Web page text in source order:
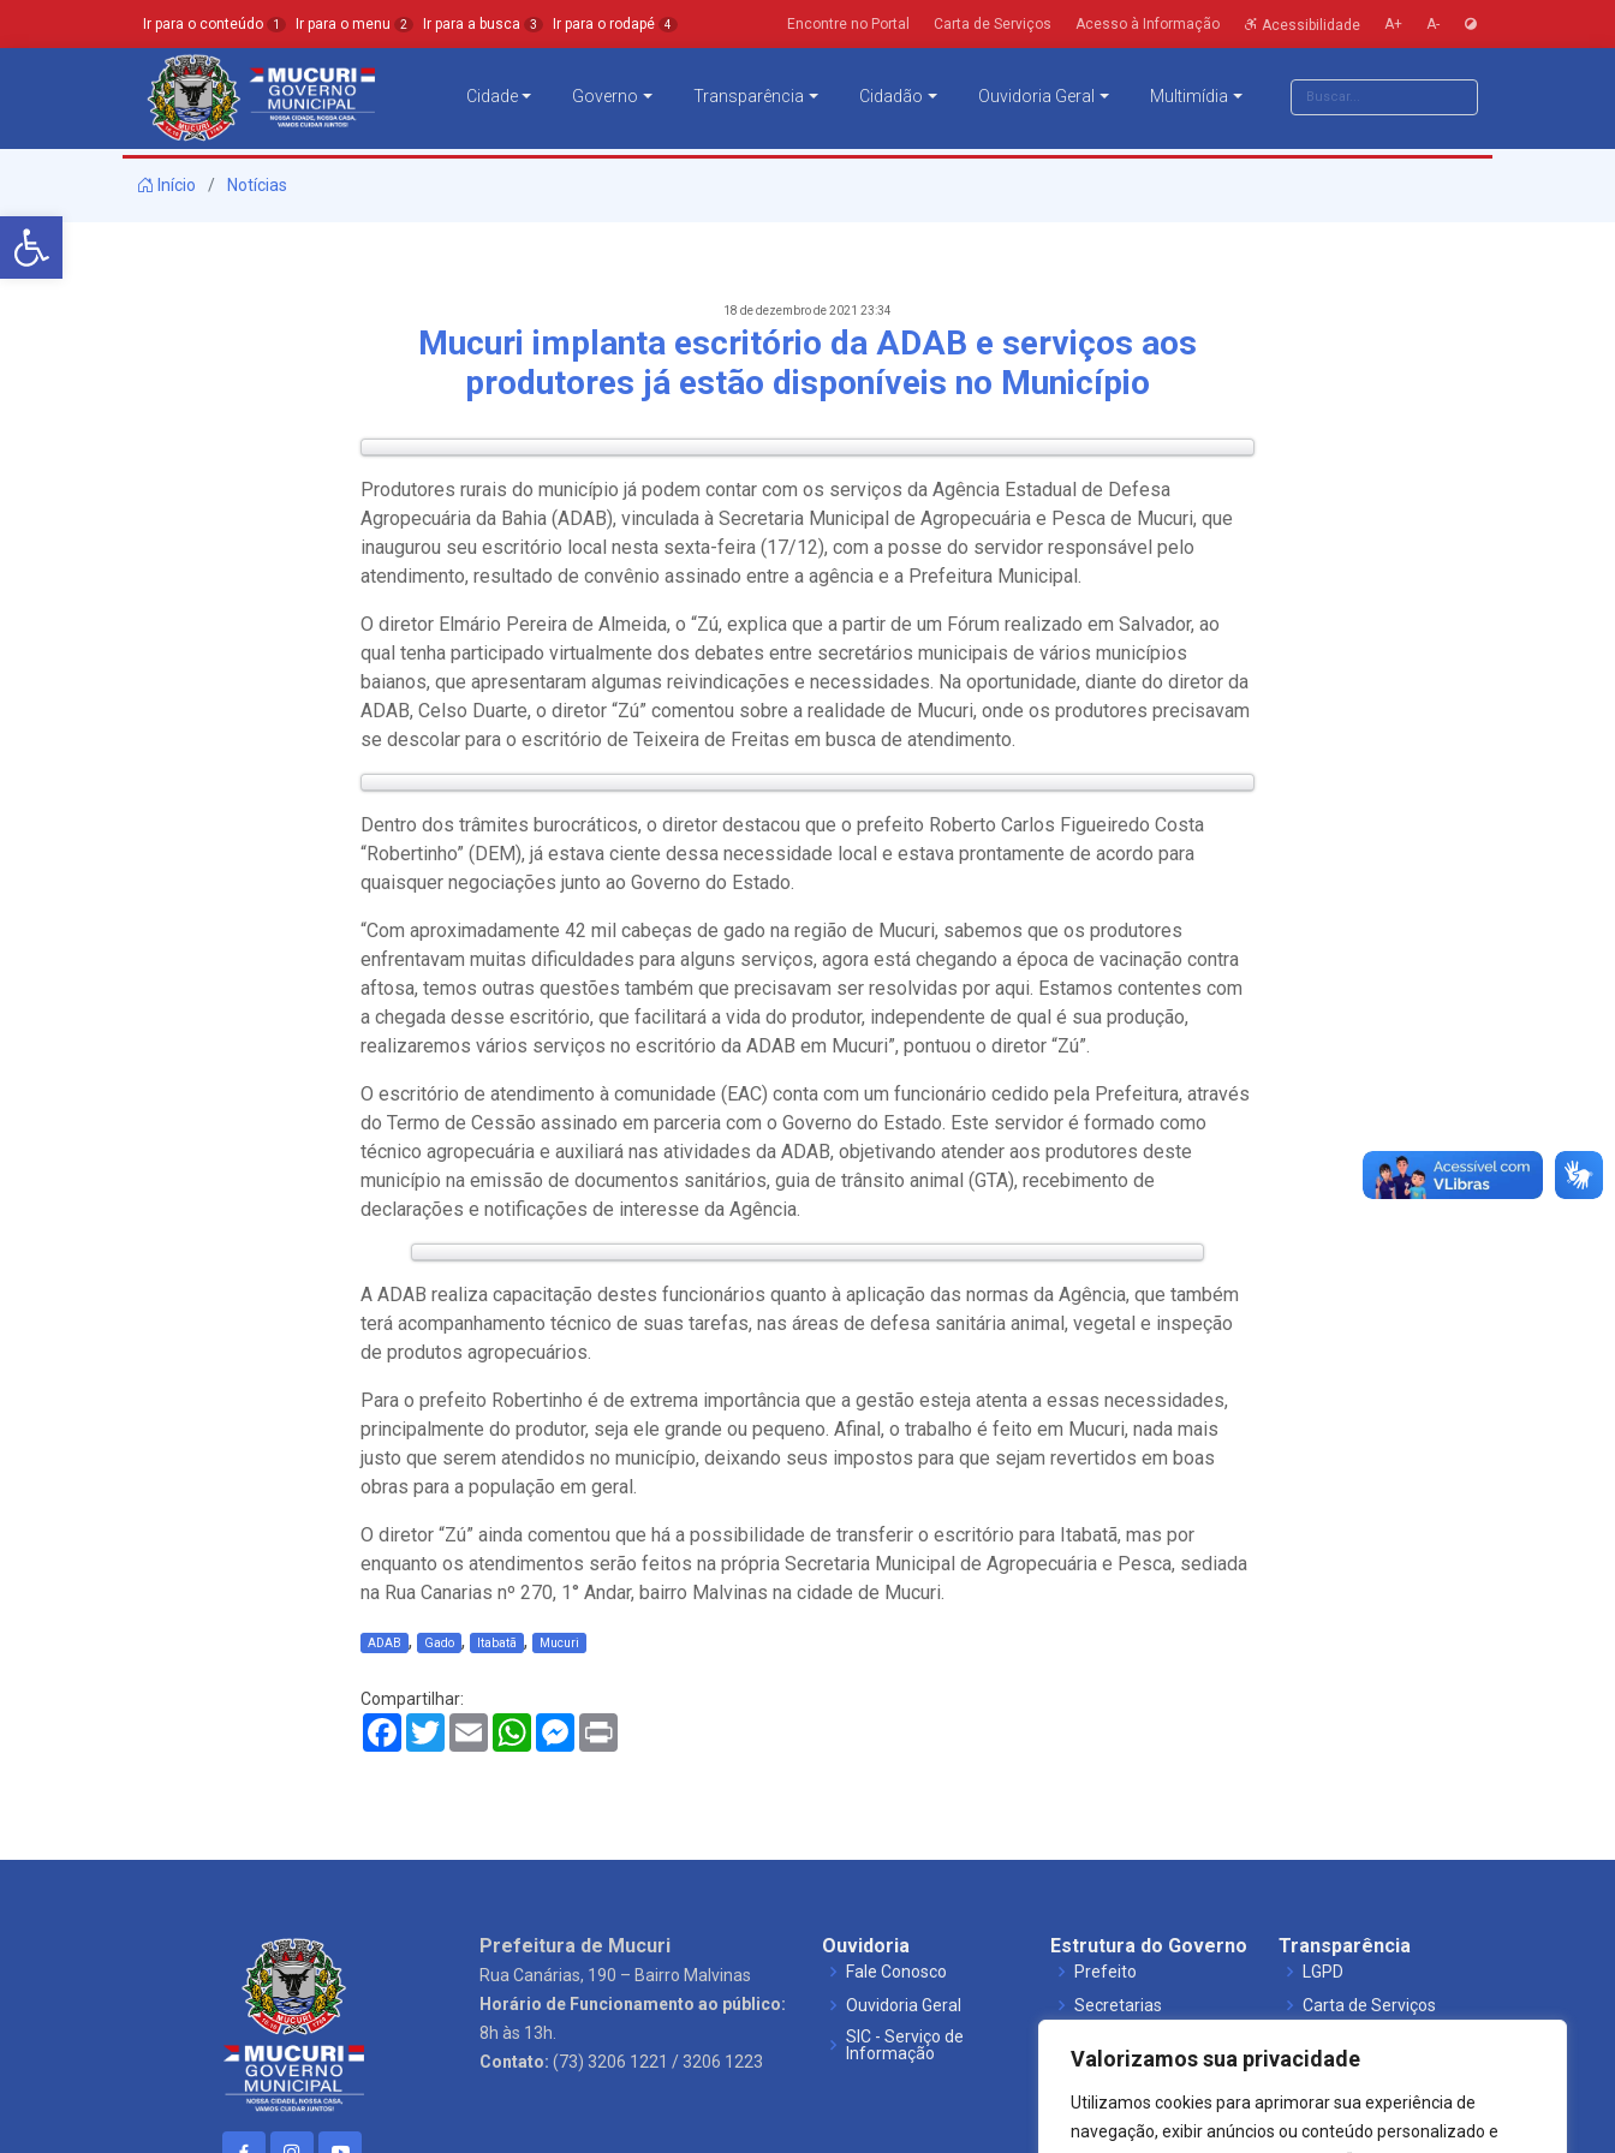
Barra de Ferramentas Aberta
Valorizamos sua privacidade
Utilizamos cookies para aprimorar sua experiência de
navegação, exibir anúncios ou conteúdo personalizado e
Ir para o conteúdo 1 Ir para o menu 2 Ir para a busca 3 Ir para o rodapé 4 Encontre no Portal Carta de Serviços Acesso à Informação Acessibilidade A+ A-
Cidade Governo Transparência Cidadão Ouvidoria Geral Multimídia
Início Notícias
18 de dezembro de 2021 23:34
Mucuri implanta escritório da ADAB e serviços aos
produtores já estão disponíveis no Município
Produtores rurais do município já podem contar com os serviços da Agência Estadual de Defesa
Agropecuária da Bahia (ADAB), vinculada à Secretaria Municipal de Agropecuária e Pesca de Mucuri, que
inaugurou seu escritório local nesta sexta-feira (17/12), com a posse do servidor responsável pelo
atendimento, resultado de convênio assinado entre a agência e a Prefeitura Municipal.
O diretor Elmário Pereira de Almeida, o “Zú, explica que a partir de um Fórum realizado em Salvador, ao
qual tenha participado virtualmente dos debates entre secretários municipais de vários municípios
baianos, que apresentaram algumas reivindicações e necessidades. Na oportunidade, diante do diretor da
ADAB, Celso Duarte, o diretor “Zú” comentou sobre a realidade de Mucuri, onde os produtores precisavam
se descolar para o escritório de Teixeira de Freitas em busca de atendimento.
Dentro dos trâmites burocráticos, o diretor destacou que o prefeito Roberto Carlos Figueiredo Costa
“Robertinho” (DEM), já estava ciente dessa necessidade local e estava prontamente de acordo para
quaisquer negociações junto ao Governo do Estado.
“Com aproximadamente 42 mil cabeças de gado na região de Mucuri, sabemos que os produtores
enfrentavam muitas dificuldades para alguns serviços, agora está chegando a época de vacinação contra
aftosa, temos outras questões também que precisavam ser resolvidas por aqui. Estamos contentes com
a chegada desse escritório, que facilitará a vida do produtor, independente de qual é sua produção,
realizaremos vários serviços no escritório da ADAB em Mucuri”, pontuou o diretor “Zú”.
O escritório de atendimento à comunidade (EAC) conta com um funcionário cedido pela Prefeitura, através
do Termo de Cessão assinado em parceria com o Governo do Estado. Este servidor é formado como
técnico agropecuária e auxiliará nas atividades da ADAB, objetivando atender aos produtores deste
município na emissão de documentos sanitários, guia de trânsito animal (GTA), recebimento de
declarações e notificações de interesse da Agência.
A ADAB realiza capacitação destes funcionários quanto à aplicação das normas da Agência, que também
terá acompanhamento técnico de suas tarefas, nas áreas de defesa sanitária animal, vegetal e inspeção
de produtos agropecuários.
Para o prefeito Robertinho é de extrema importância que a gestão esteja atenta a essas necessidades,
principalmente do produtor, seja ele grande ou pequeno. Afinal, o trabalho é feito em Mucuri, nada mais
justo que serem atendidos no município, deixando seus impostos para que sejam revertidos em boas
obras para a população em geral.
O diretor “Zú” ainda comentou que há a possibilidade de transferir o escritório para Itabatã, mas por
enquanto os atendimentos serão feitos na própria Secretaria Municipal de Agropecuária e Pesca, sediada
na Rua Canarias nº 270, 1° Andar, bairro Malvinas na cidade de Mucuri.
ADAB , Gado , Itabatã , Mucuri
Compartilhar:
Facebook
TwitterEmail WhatsAppMessenger
Prefeitura de Mucuri
Rua Canárias, 190 – Bairro Malvinas
Horário de Funcionamento ao público:
8h às 13h.
Contato: (73) 3206 1221 / 3206 1223
Ouvidoria
Fale Conosco
Ouvidoria Geral
SIC - Serviço de
Informação
Estrutura do Governo
Prefeito
Secretarias
Transparência
LGPD
Carta de Serviços